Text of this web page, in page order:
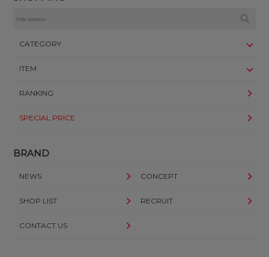
CATEGORY
ITEM
RANKING
SPECIAL PRICE
BRAND
NEWS CONCEPT
SHOP LIST RECRUIT
CONTACT US